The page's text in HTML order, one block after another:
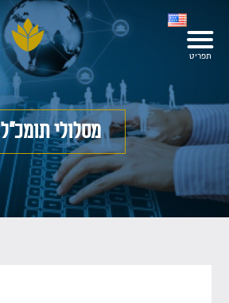
מסלולי תומכ"ל